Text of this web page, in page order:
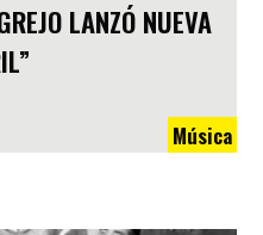
LANZÓ NUEVA
Música